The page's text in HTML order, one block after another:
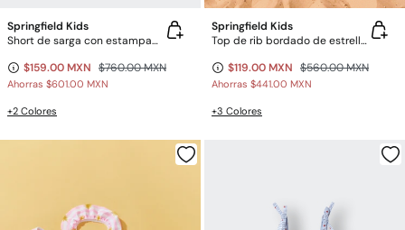
Springfield Kids
Short de sarga con estampado floral para niña
$159.00 MXN $760.00 MXN
Ahorras $601.00 MXN
+2 Colores
Springfield Kids
Top de rib bordado de estrella para niña
$119.00 MXN $560.00 MXN
Ahorras $441.00 MXN
+3 Colores